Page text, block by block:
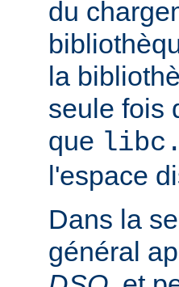
du
la
seule fois
que
l'espace
Dans la
général